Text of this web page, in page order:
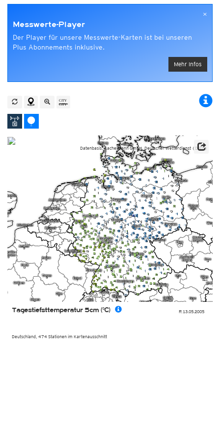
×
Messwerte-Player
Der Player für unsere Messwerte-Karten ist bei unseren
Plus Abonnements inklusive.
Mehr Infos
Fr. 13.05.2005
Deutschland, 474 Stationen im Kartenausschnitt
Tagestiefsttemperatur 5cm (°C)
Datenbasis: Kachelmann GmbH, Deutscher Wetterdienst (DWD)